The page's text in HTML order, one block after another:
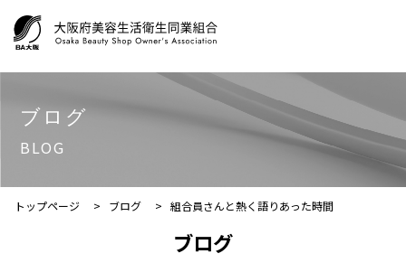
ブログ
BLOG
トップページ > ブログ > 組合員さんと熱く語りあった時間
ブログ